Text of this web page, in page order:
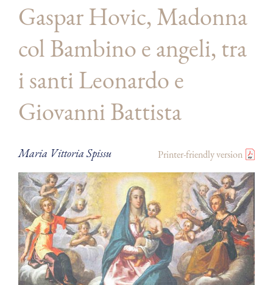
Gaspar Hovic, Madonna
col Bambino e angeli, tra
i santi Leonardo e
Giovanni Battista
Maria Vittoria Spissu Printer-friendly version